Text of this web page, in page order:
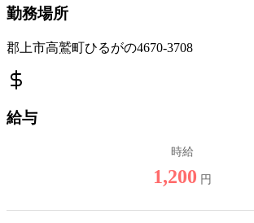
勤務場所
郡上市高鷲町ひるがの4670-3708
給与
時給
1,200 円